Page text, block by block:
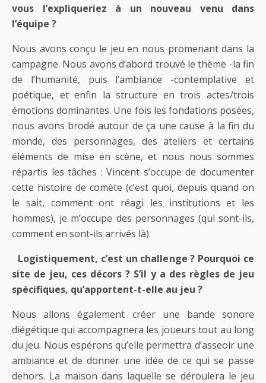
vous l’expliqueriez à un nouveau venu dans
l’équipe ?
Nous avons conçu le jeu en nous promenant dans la
campagne. Nous avons d’abord trouvé le thème -la fin
de l’humanité, puis l’ambiance -contemplative et
poétique, et enfin la structure en trois actes/trois
émotions dominantes. Une fois les fondations posées,
nous avons brodé autour de ça une cause à la fin du
monde, des personnages, des ateliers et certains
éléments de mise en scène, et nous nous sommes
répartis les tâches : Vincent s’occupe de documenter
cette histoire de comète (c’est quoi, depuis quand on
le sait, comment ont réagi les institutions et les
hommes), je m’occupe des personnages (qui sont-ils,
comment en sont-ils arrivés là).
Logistiquement, c’est un challenge ? Pourquoi ce
site de jeu, ces décors ? S’il y a des règles de jeu
spécifiques, qu’apportent-t-elle au jeu ?
Nous allons également créer une bande sonore
diégétique qui accompagnera les joueurs tout au long
du jeu. Nous espérons qu’elle permettra d’asseoir une
ambiance et de donner une idée de ce qui se passe
dehors. La maison dans laquelle se déroulera le jeu